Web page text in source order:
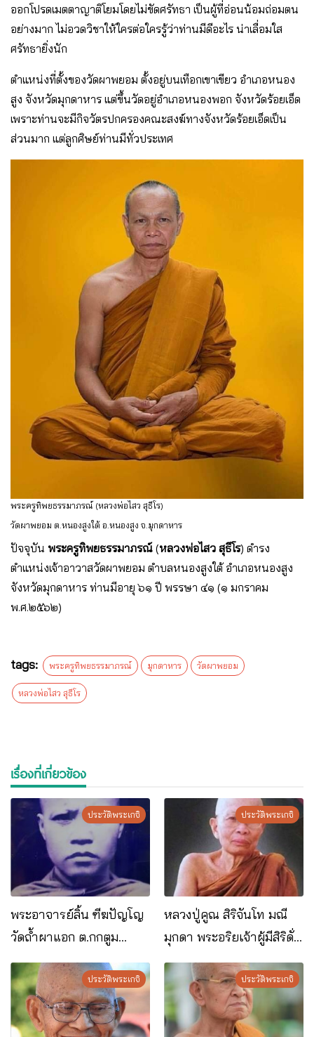
ออกโปรดเมตตาญาติโยมโดยไม่ขัดศรัทธา เป็นผู้ที่อ่อนน้อมถ่อมตน
อย่างมาก ไม่อวดวิชาให้ใครต่อใครรู้ว่าท่านมีดีอะไร น่าเลื่อมใส
ศรัทธายิ่งนัก
ตำแหน่งที่ตั้งของวัดผาพยอม ตั้งอยู่บนเทือกเขาเขียว อำเภอหนอง
สูง จังหวัดมุกดาหาร แต่ขึ้นวัดอยู่อำเภอหนองพอก จังหวัดร้อยเอ็ด
เพราะท่านจะมีกิจวัตรปกครองคณะสงฆ์ทางจังหวัดร้อยเอ็ดเป็น
ส่วนมาก แต่ลูกศิษย์ท่านมีทั่วประเทศ
พระครูทิพยธรรมาภรณ์ (หลวงพ่อไสว สุธีโร)
วัดผาพยอม ต.หนองสูงใต้ อ.หนองสูง จ.มุกดาหาร
ปัจจุบัน พระครูทิพยธรรมาภรณ์ (หลวงพ่อไสว สุธีโร) ดำรง
ตำแหน่งเจ้าอาวาสวัดผาพยอม ตําบลหนองสูงใต้ อําเภอหนองสูง
จังหวัดมุกดาหาร ท่านมีอายุ ๖๑ ปี พรรษา ๔๑ (๑ มกราคม
พ.ศ.๒๕๖๒)
tags: พระครูทิพยธรรมาภรณ์ มุกดาหาร วัดผาพยอม
หลวงพ่อไสว สุธีโร
เรื่องที่เกี่ยวข้อง
ประวัติพระเกจิ
พระอาจารย์ลิ้น ฑีฆปัญโญ
วัดถ้ำผาแอก ต.กกตูม
อ.ดงหลวง จ.มุกดาหาร
ประวัติพระเกจิ
หลวงปู่คูณ สิริจันโท มณี
มุกดา พระอริยเจ้าผู้มีสิริดั่ง
จันทร์เพ็ญ
ประวัติพระเกจิ ประวัติพระเกจิ